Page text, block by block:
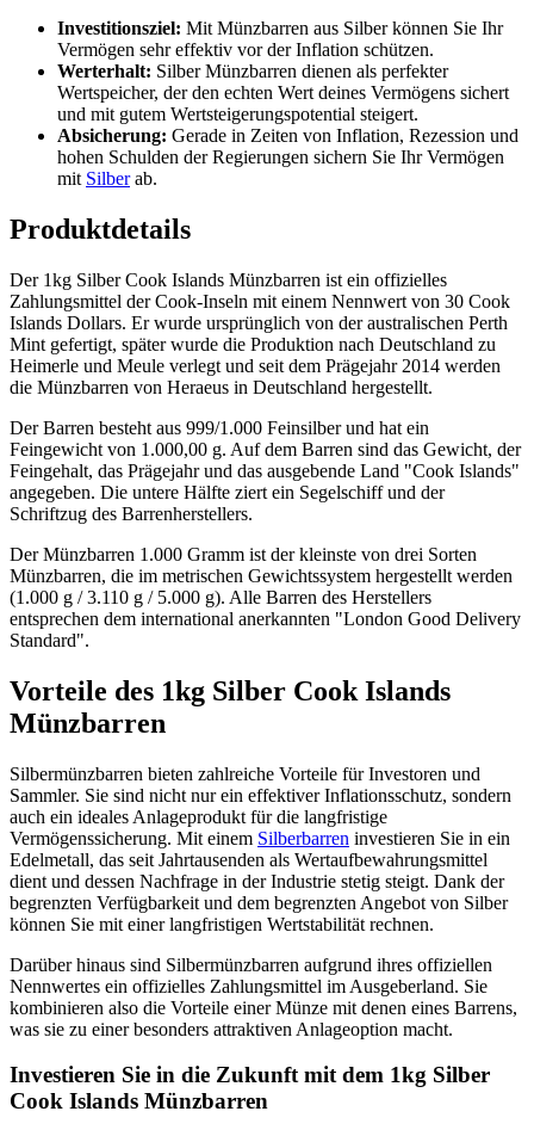
Investitionsziel: Mit Münzbarren aus Silber können Sie Ihr
Vermögen sehr effektiv vor der Inflation schützen.
Werterhalt: Silber Münzbarren dienen als perfekter
Wertspeicher, der den echten Wert deines Vermögens sichert
und mit gutem Wertsteigerungspotential steigert.
Absicherung: Gerade in Zeiten von Inflation, Rezession und
hohen Schulden der Regierungen sichern Sie Ihr Vermögen
mit Silberab.
Produktdetails
Der 1kg Silber Cook Islands Münzbarren ist ein offizielles
Zahlungsmittel der Cook-Inseln mit einem Nennwert von 30 Cook
Islands Dollars. Er wurde ursprünglich von der australischen Perth
Mint gefertigt, später wurde die Produktion nach Deutschland zu
Heimerle und Meule verlegt und seit dem Prägejahr 2014 werden
die Münzbarren von Heraeus in Deutschland hergestellt.
Der Barren besteht aus 999/1.000 Feinsilber und hat ein
Feingewicht von 1.000,00 g. Auf dem Barren sind das Gewicht, der
Feingehalt, das Prägejahr und das ausgebende Land "Cook Islands"
angegeben. Die untere Hälfte ziert ein Segelschiff und der
Schriftzug des Barrenherstellers.
Der Münzbarren 1.000 Gramm ist der kleinste von drei Sorten
Münzbarren, die im metrischen Gewichtssystem hergestellt werden
(1.000 g / 3.110 g / 5.000 g). Alle Barren des Herstellers
entsprechen dem international anerkannten "London Good Delivery
Standard".
Vorteile des 1kg Silber Cook Islands
Münzbarren
Silbermünzbarren bieten zahlreiche Vorteile für Investoren und
Sammler. Sie sind nicht nur ein effektiver Inflationsschutz, sondern
auch ein ideales Anlageprodukt für die langfristige
Vermögenssicherung. Mit einem Silberbarren investieren Sie in ein
Edelmetall, das seit Jahrtausenden als Wertaufbewahrungsmittel
dient und dessen Nachfrage in der Industrie stetig steigt. Dank der
begrenzten Verfügbarkeit und dem begrenzten Angebot von Silber
können Sie mit einer langfristigen Wertstabilität rechnen.
Darüber hinaus sind Silbermünzbarren aufgrund ihres offiziellen
Nennwertes ein offizielles Zahlungsmittel im Ausgeberland. Sie
kombinieren also die Vorteile einer Münze mit denen eines Barrens,
was sie zu einer besonders attraktiven Anlageoption macht.
Investieren Sie in die Zukunft mit dem 1kg Silber
Cook Islands Münzbarren